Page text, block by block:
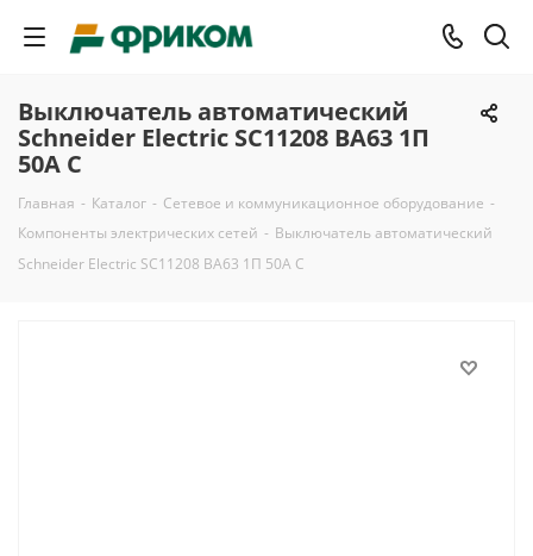
Выключатель автоматический
Schneider Electric SC11208 ВА63 1П
50A C
Главная - Каталог - Сетевое и коммуникационное оборудование -
Компоненты электрических сетей - Выключатель автоматический
Schneider Electric SC11208 ВА63 1П 50A C